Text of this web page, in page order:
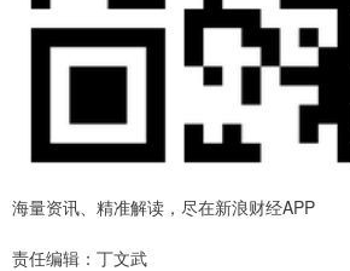
海量资讯、精准解读，尽在新浪财经APP
责任编辑：丁文武